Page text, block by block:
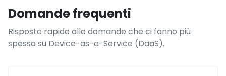
Domande frequenti
Risposte rapide alle domande che ci fanno più
spesso su Device-as-a-Service (DaaS).